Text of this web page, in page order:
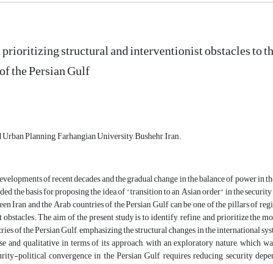
structural and interventionist obstacles to
the Persian Gulf
Planning, Farhangian University, Bushehr, Iran.
of recent decades and the gradual change in the balance of power
the basis for proposing the idea of ​​"transition to an Asian order" in the
Iran and the Arab countries of the Persian Gulf can be one of the pillars of
The aim of the present study is to identify, refine, and prioritize the
of the Persian Gulf, emphasizing the structural changes in the international
and qualitative in terms of its approach, with an exploratory nature, which
political convergence in the Persian Gulf requires reducing security